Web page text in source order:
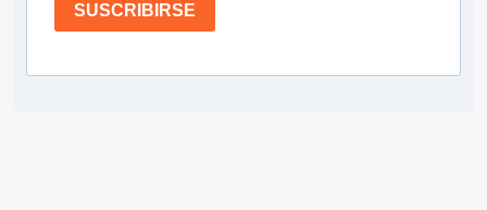
SUSCRIBIRSE